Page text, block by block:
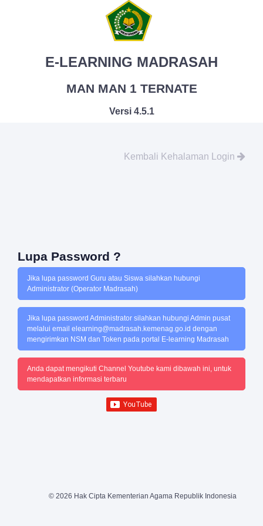
E-LEARNING MADRASAH
MAN MAN 1 TERNATE
Versi 4.5.1
Kembali Kehalaman Login
Lupa Password ?
Jika lupa password Guru atau Siswa silahkan hubungi
Administrator (Operator Madrasah)
Jika lupa password Administrator silahkan hubungi Admin pusat
melalui email elearning@madrasah.kemenag.go.id dengan
mengirimkan NSM dan Token pada portal E-learning Madrasah
Anda dapat mengikuti Channel Youtube kami dibawah ini, untuk
mendapatkan informasi terbaru
© 2026 Hak Cipta Kementerian Agama Republik Indonesia